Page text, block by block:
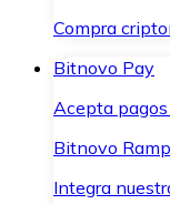
Compra
Bitnovo Pay
Acepta
Bitnovo Ramp
Integra